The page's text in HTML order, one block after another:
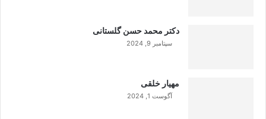
دکتر محمد حسن گلستانی
سپتامبر 9, 2024
مهیار خلقی
آگوست 1, 2024